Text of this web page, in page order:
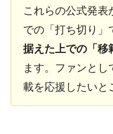
これらの公式発表
での「打ち切り」
据えた上での「移
ます。ファンと
載を応援したいと